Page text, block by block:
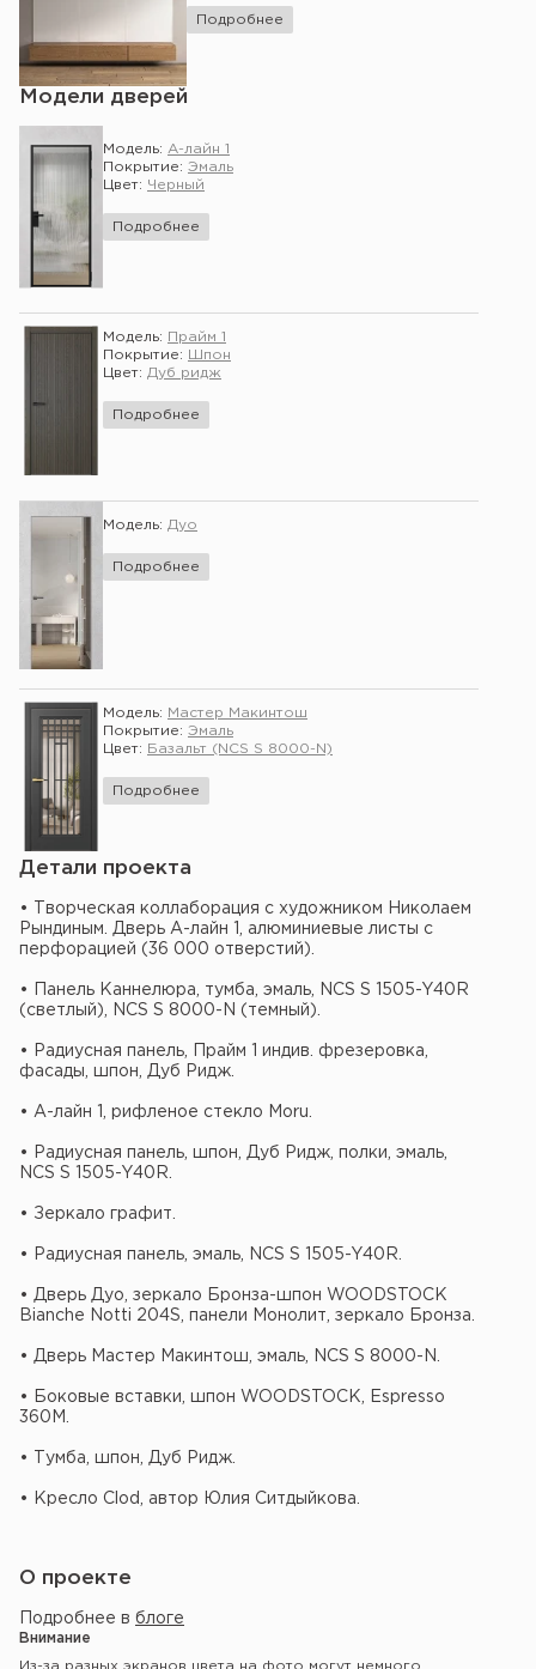
Подробнее
Модели дверей
Модель: А-лайн 1
Покрытие: Эмаль
Цвет: Черный
Подробнее
Модель:
Прайм 1
Покрытие:
Шпон
Цвет: Дуб ридж
Подробнее
Модель: Дуо
Подробнее
Модель:
Мастер Макинтош
Покрытие: Эмаль
Цвет:
Базальт (NCS S 8000-N)
Подробнее
Детали проекта
• Творческая коллаборация с художником Николаем
Рындиным. Дверь А-лайн 1, алюминиевые листы с
перфорацией (36 000 отверстий).
• Панель Каннелюра, тумба, эмаль, NCS S 1505-Y40R
(светлый), NCS S 8000-N (темный).
• Радиусная панель, Прайм 1 индив. фрезеровка,
фасады, шпон, Дуб Ридж.
• А-лайн 1, рифленое стекло Moru.
• Радиусная панель, шпон, Дуб Ридж, полки, эмаль,
NCS S 1505-Y40R.
• Зеркало графит.
• Радиусная панель, эмаль, NCS S 1505-Y40R.
• Дверь Дуо, зеркало Бронза-шпон WOODSTOCK
Bianche Notti 204S, панели Монолит, зеркало Бронза.
• Дверь Мастер Макинтош, эмаль, NCS S 8000-N.
• Боковые вставки, шпон WOODSTOCK, Espresso
360M.
• Тумба, шпон, Дуб Ридж.
• Кресло Clod, автор Юлия Ситдыйкова.
О проекте
Подробнее в блоге
Внимание
Из-за разных экранов цвета на фото могут немного